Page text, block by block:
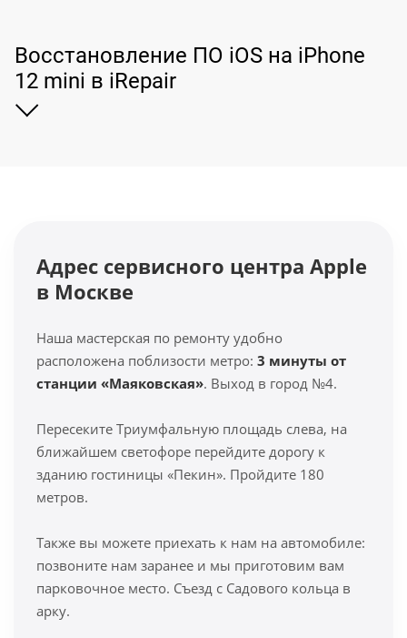
Восстановление ПО iOS на iPhone
12 mini в iRepair
Адрес сервисного центра Apple
в Москве
Наша мастерская по ремонту удобно
расположена поблизости метро: 3 минуты от
станции «Маяковская». Выход в город №4.
Пересеките Триумфальную площадь слева, на
ближайшем светофоре перейдите дорогу к
зданию гостиницы «Пекин». Пройдите 180
метров.
Также вы можете приехать к нам на автомобиле:
позвоните нам заранее и мы приготовим вам
парковочное место. Съезд с Садового кольца в
арку.